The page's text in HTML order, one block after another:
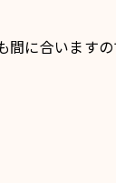
に合います